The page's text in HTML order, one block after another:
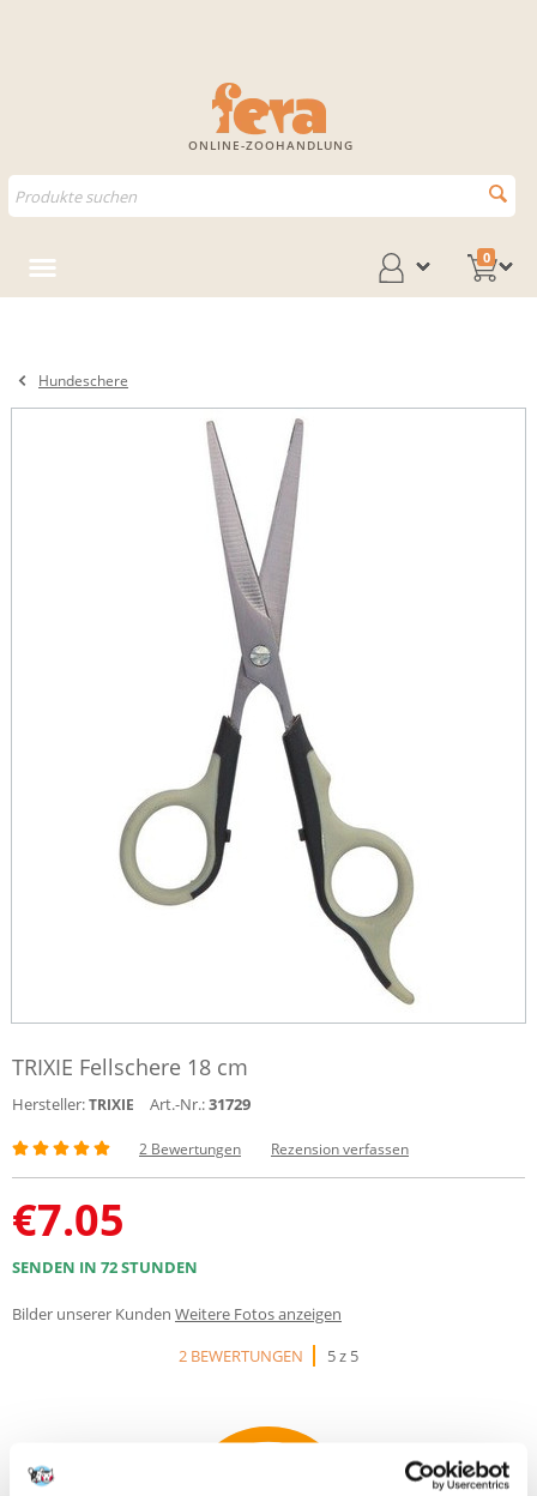
ONLINE-ZOOHANDLUNG
0
Hundeschere
TRIXIE Fellschere 18 cm
Hersteller:TRIXIE Art.-Nr.:31729
2 Bewertungen Rezension verfassen
€7.05
SENDEN IN 72 STUNDEN
Bilder unserer Kunden Weitere Fotos anzeigen
2 BEWERTUNGEN
5 z 5